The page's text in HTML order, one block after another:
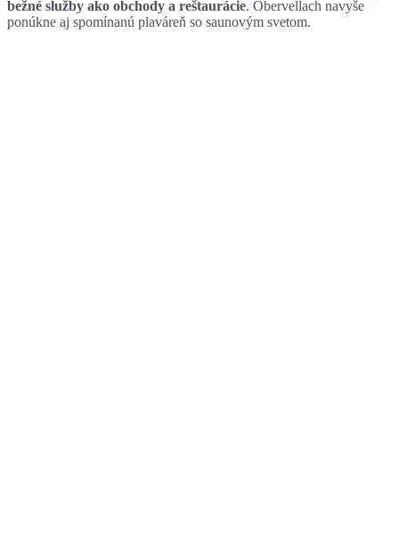
bežné služby ako obchody a reštaurácie. Obervellach navyše
ponúkne aj spomínanú plaváreň so saunovým svetom.